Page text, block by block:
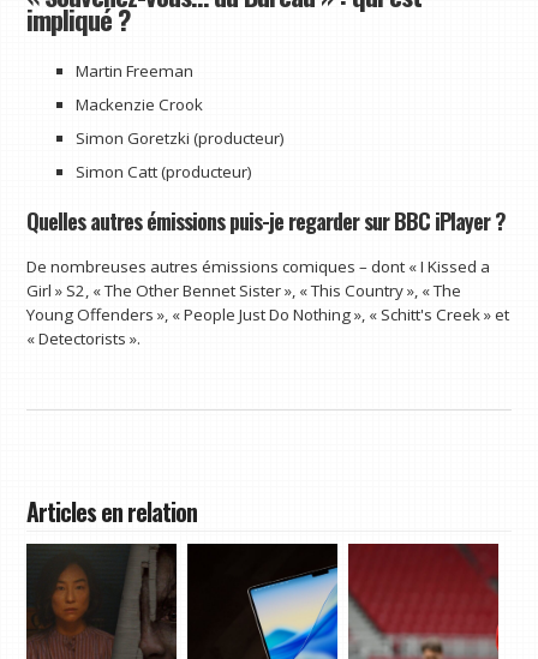
impliqué ?
Martin Freeman
Mackenzie Crook
Simon Goretzki (producteur)
Simon Catt (producteur)
Quelles autres émissions puis-je regarder sur BBC iPlayer ?
De nombreuses autres émissions comiques – dont « I Kissed a
Girl » S2, « The Other Bennet Sister », « This Country », « The
Young Offenders », « People Just Do Nothing », « Schitt's Creek » et
« Detectorists ».
Articles en relation